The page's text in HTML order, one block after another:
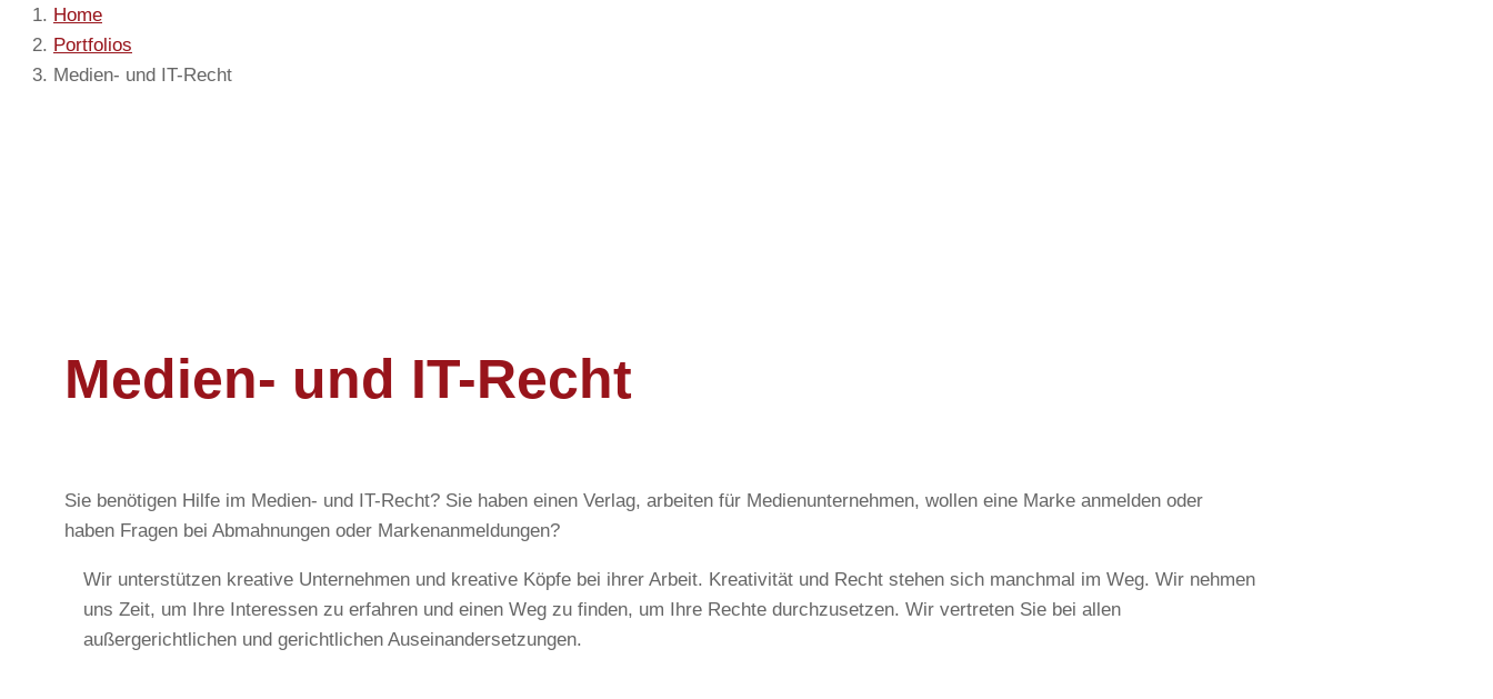
Home
Portfolios
Medien- und IT-Recht
Medien- und IT-Recht
Sie benötigen Hilfe im Medien- und IT-Recht? Sie haben einen Verlag, arbeiten für Medienunternehmen, wollen eine Marke anmelden oder
haben Fragen bei Abmahnungen oder Markenanmeldungen?
Wir unterstützen kreative Unternehmen und kreative Köpfe bei ihrer Arbeit. Kreativität und Recht stehen sich manchmal im Weg. Wir nehmen
uns Zeit, um Ihre Interessen zu erfahren und einen Weg zu finden, um Ihre Rechte durchzusetzen. Wir vertreten Sie bei allen
außergerichtlichen und gerichtlichen Auseinandersetzungen.